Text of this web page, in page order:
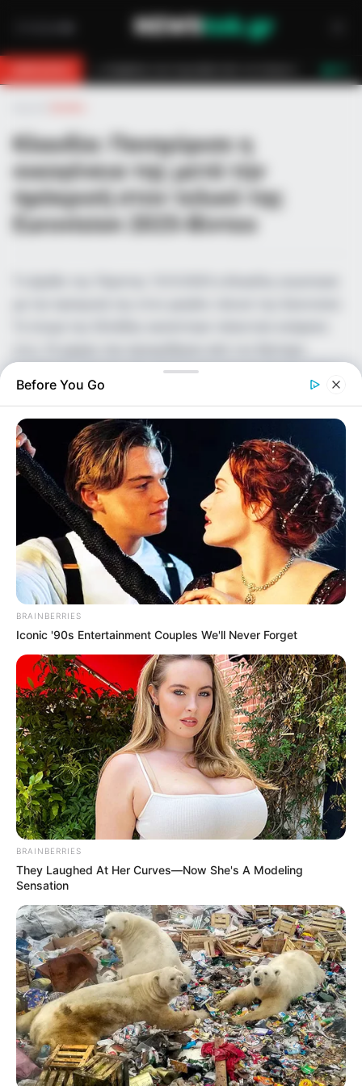
Κλαυδία: Πανηγύρισε η
οικογένεια της μετά την
πρόκρισή στον τελικό της
Eurovision 2025-Βίντεο
ημιτελικό, γεγονός που φούντωσε την αγωνία όχι μόνο…
NT Επιμέλεια
Κατερίνα Φούκα
Δημοσίευση
16/05/2025, 20:43 · 8:43 ΜΜ
Τελευταία ενημέρωση
16/05/2025, 20:43 · 8:43 ΜΜ
Ελλάδα
Κοινοποίησε άρθρο
Προσθήκη τοnewstok.grστην Google
Ανακαλύψτε περισσότερα άρθρα στα αποτελέσματα
αναζήτησης.
Before You Go
BRAINBERRIES
Iconic '90s Entertainment Couples We'll Never Forget
BRAINBERRIES
They Laughed At Her Curves—Now She's A Modeling
Sensation